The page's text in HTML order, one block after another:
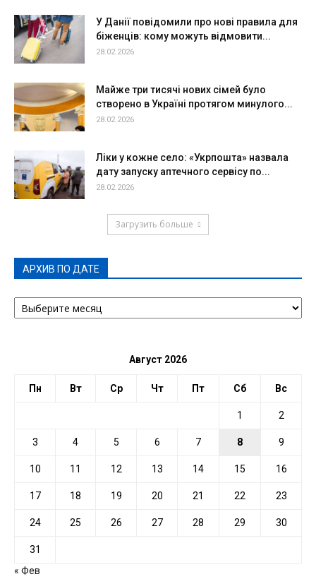
У Данії повідомили про нові правила для
біженців: кому можуть відмовити...
28.02.2026
Майже три тисячі нових сімей було
створено в Україні протягом минулого...
28.02.2026
Ліки у кожне село: «Укрпошта» назвала
дату запуску аптечного сервісу по...
28.02.2026
Загрузить больше
АРХИВ ПО ДАТЕ
АРХИВ
ПО
Август 2026
Пн Вт Ср Чт Пт Сб Вс
1 2
3 4 5 6 7 8 9
10 11 12 13 14 15 16
17 18 19 20 21 22 23
24 25 26 27 28 29 30
31
« Фев